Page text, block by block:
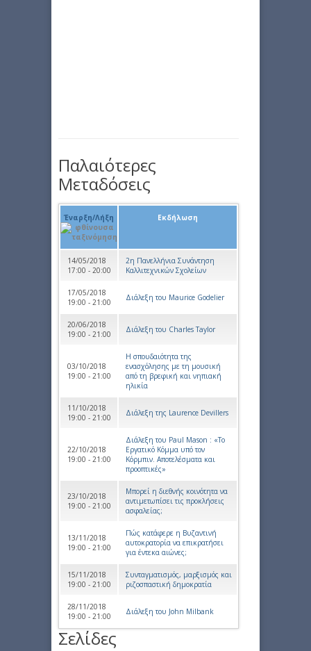
Παλαιότερες
Μεταδόσεις
Έναρξη/Λήξη Εκδήλωση
14/05/2018
17:00 - 20:00
2η Πανελλήνια Συνάντηση
Καλλιτεχνικών Σχολείων
17/05/2018
19:00 - 21:00
Διάλεξη του Maurice Godelier
20/06/2018
19:00 - 21:00
Διάλεξη του Charles Taylor
03/10/2018
19:00 - 21:00
Η σπουδαιότητα της
ενασχόλησης με τη μουσική
από τη βρεφική και νηπιακή
ηλικία
11/10/2018
19:00 - 21:00
Διάλεξη της Laurence Devillers
22/10/2018
19:00 - 21:00
Διάλεξη του Paul Mason : «Το
Εργατικό Κόμμα υπό τον
Κόρμπιν. Αποτελέσματα και
προοπτικές»
23/10/2018
19:00 - 21:00
Μπορεί η διεθνής κοινότητα να
αντιμετωπίσει τις προκλήσεις
ασφαλείας;
13/11/2018
19:00 - 21:00
Πώς κατάφερε η Βυζαντινή
αυτοκρατορία να επικρατήσει
για έντεκα αιώνες;
15/11/2018
19:00 - 21:00
Συνταγματισμός, μαρξισμός και
ριζοσπαστική δημοκρατία
28/11/2018
19:00 - 21:00
Διάλεξη του John Milbank
Σελίδες